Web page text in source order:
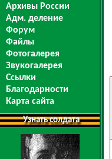
Архивы России
Адм. деление
Форум
Файлы
Фотогалерея
Звукогалерея
Ссылки
Благодарности
Карта сайта
Узнать солдата